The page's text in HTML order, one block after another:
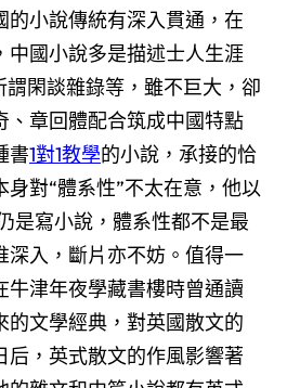
的小說傳統有深入貫通，在
中國小說多是描述士人生涯
謂閑談雜錄等，雖不巨大，卻
、章回體配合筑成中國特點
書1對1教學的小說，承接的恰
對“體系性”不太在意，他以
是寫小說，體系性都不是最
深入，斷片亦不妨。值得一
牛津年夜學藏書樓時曾通讀
的文學經典，對英國散文的
后，英式散文的作風影響著